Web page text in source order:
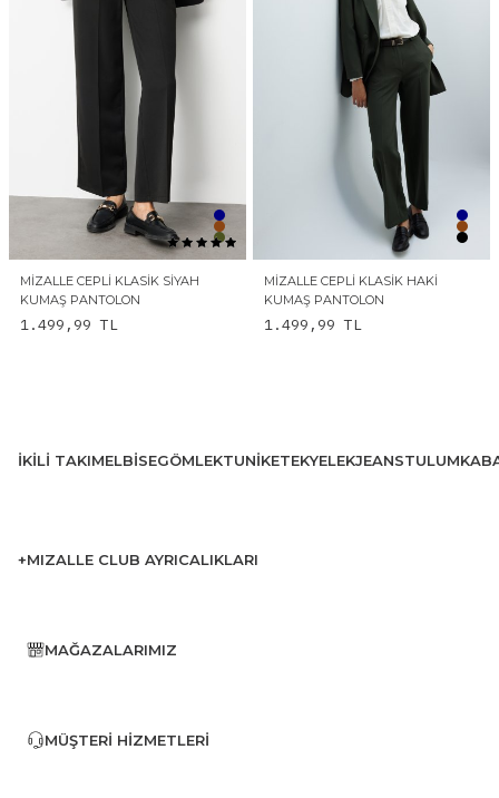
MIZALLE CEPLI KLASIK SIYAH
KUMAŞ PANTOLON
1.499,99 TL
MIZALLE CEPLI KLASIK HAKI
KUMAŞ PANTOLON
1.499,99 TL
İKILI TAKIMELBISEGÖMLEKTUNIKETEKYELEKJEANSTULUM
+MIZALLE CLUB AYRICALIKLARI
MAĞAZALARIMIZ
MÜŞTERI HIZMETLERI